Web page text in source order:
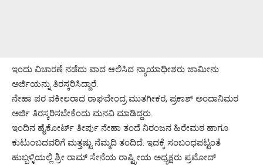
ಇಂದು ವಿಚಾರಣೆ ನಡೆದು ವಾದ ಆಲಿಸಿದ ನ್ಯಾಯಾಧೀಶರು ಜಾಮೀನು
ಅರ್ಜಿಯನ್ನು ತಿರಸ್ಕರಿಸಿದ್ದಾರೆ.
ನೇಹಾ ಪರ ವಕೀಲರಾದ ರಾಘವೇಂದ್ರ ಮುತಗೀಕರ, ಪ್ರಕಾಶ್ ಅಂದಾನಿಮಠ
ಅರ್ಜಿ ತಿರಸ್ಕರಿಸಬೇಕೆಂದು ಮನವಿ ಮಾಡಿದ್ದರು.
ಇಂದಿನ ಹೈಕೋರ್ಟ್ ತೀರ್ಪು ನೇಹಾ ತಂದೆ ನಿರಂಜನ ಹಿರೇಮಠ ಹಾಗೂ
ಕುಟುಂಬದವರಿಗೆ ಮತ್ತಷ್ಟು ನೆಮ್ಮದಿ ತಂದಿದೆ. ಇದಕ್ಕೆ ಸಂಬಂಧಪಟ್ಟಂತೆ
ಹುಬ್ಬಳ್ಳಿಯಲ್ಲಿ ಶ್ರೀ ರಾಮ್ ಸೇನೆಯ ರಾಷ್ಟ್ರೀಯ ಅಧ್ಯಕ್ಷರು ಪ್ರಮೋದ್